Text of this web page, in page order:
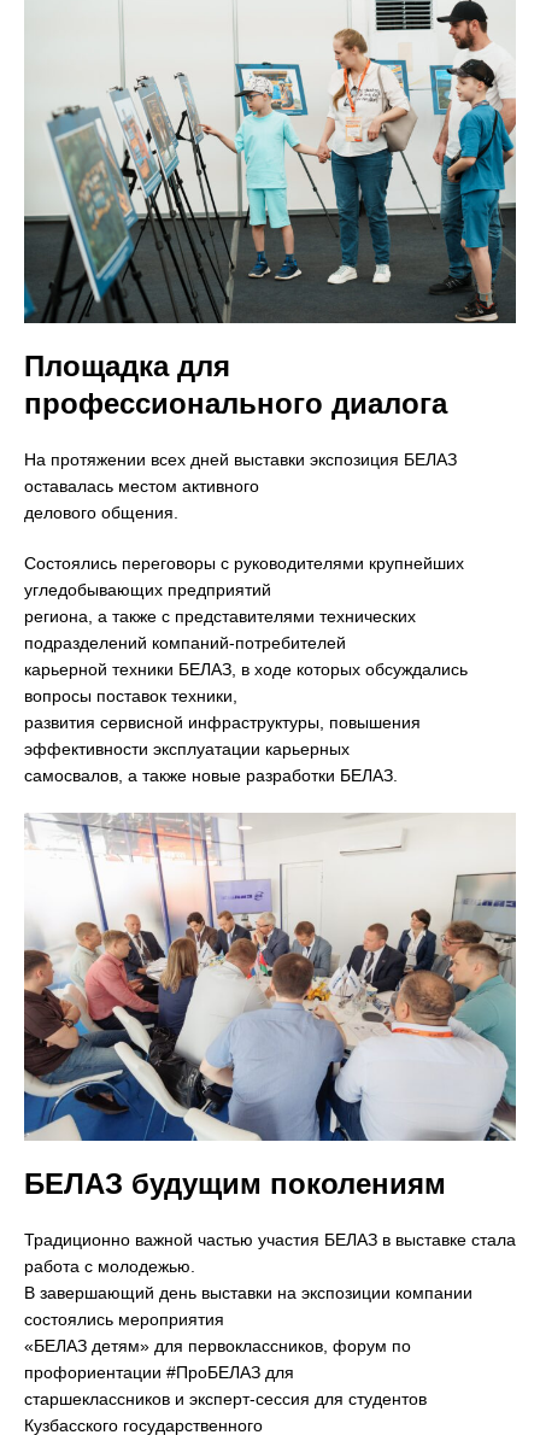
Площадка для
профессионального диалога
На протяжении всех дней выставки экспозиция БЕЛАЗ
оставалась местом активного
делового общения.
Состоялись переговоры с руководителями крупнейших
угледобывающих предприятий
региона, а также с представителями технических
подразделений компаний-потребителей
карьерной техники БЕЛАЗ, в ходе которых обсуждались
вопросы поставок техники,
развития сервисной инфраструктуры, повышения
эффективности эксплуатации карьерных
самосвалов, а также новые разработки БЕЛАЗ.
БЕЛАЗ будущим поколениям
Традиционно важной частью участия БЕЛАЗ в выставке стала
работа с молодежью.
В завершающий день выставки на экспозиции компании
состоялись мероприятия
«БЕЛАЗ детям» для первоклассников, форум по
профориентации #ПроБЕЛАЗ для
старшеклассников и эксперт-сессия для студентов
Кузбасского государственного